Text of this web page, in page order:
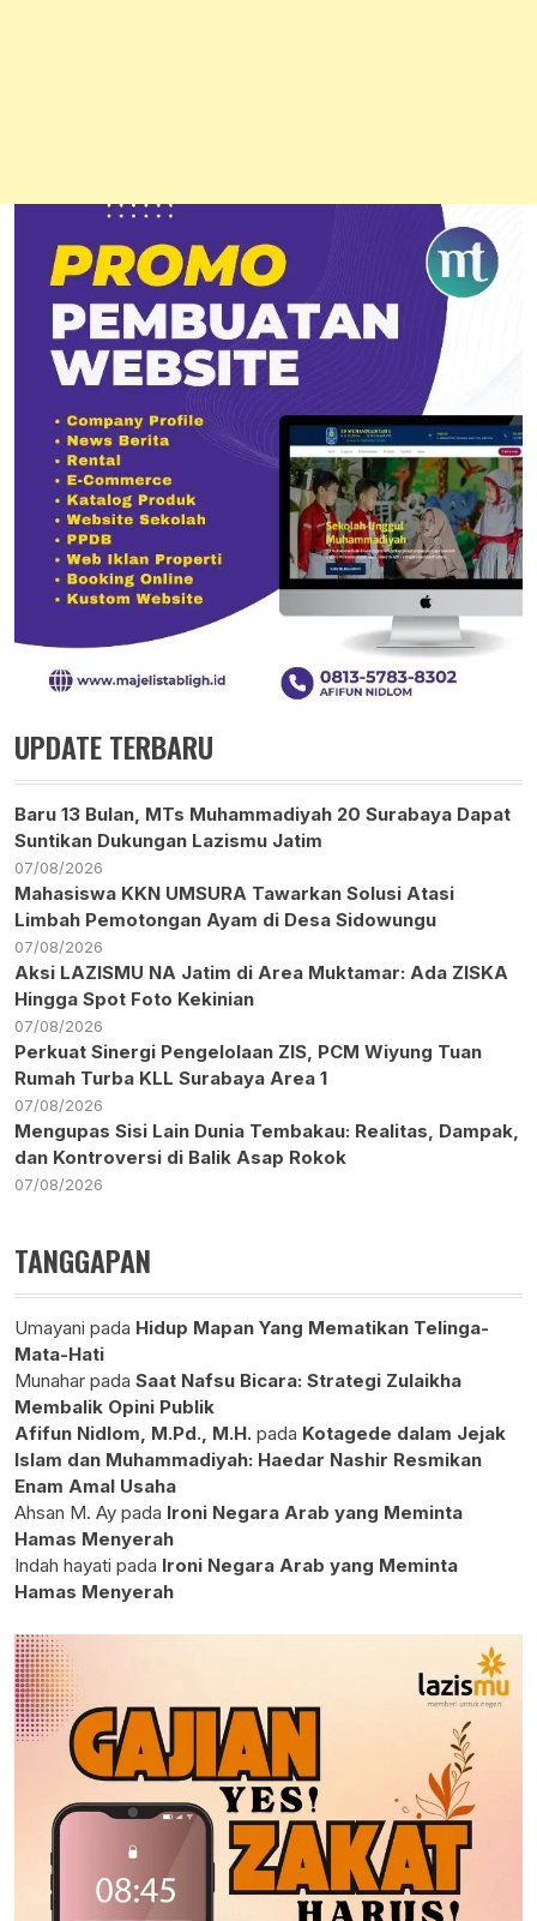
UPDATE TERBARU
Baru 13 Bulan, MTs Muhammadiyah 20 Surabaya Dapat
Suntikan Dukungan Lazismu Jatim
07/08/2026
Mahasiswa KKN UMSURA Tawarkan Solusi Atasi
Limbah Pemotongan Ayam di Desa Sidowungu
07/08/2026
Aksi LAZISMU NA Jatim di Area Muktamar: Ada ZISKA
Hingga Spot Foto Kekinian
07/08/2026
Perkuat Sinergi Pengelolaan ZIS, PCM Wiyung Tuan
Rumah Turba KLL Surabaya Area 1
07/08/2026
Mengupas Sisi Lain Dunia Tembakau: Realitas, Dampak,
dan Kontroversi di Balik Asap Rokok
07/08/2026
TANGGAPAN
Umayani pada Hidup Mapan Yang Mematikan Telinga-
Mata-Hati
Munahar pada Saat Nafsu Bicara: Strategi Zulaikha
Membalik Opini Publik
Afifun Nidlom, M.Pd., M.H. pada Kotagede dalam Jejak
Islam dan Muhammadiyah: Haedar Nashir Resmikan
Enam Amal Usaha
Ahsan M. Ay pada Ironi Negara Arab yang Meminta
Hamas Menyerah
Indah hayati pada Ironi Negara Arab yang Meminta
Hamas Menyerah